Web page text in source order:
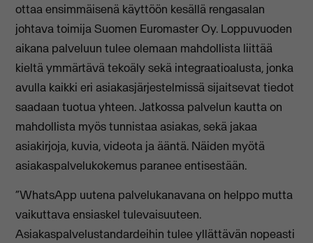
ottaa ensimmäisenä käyttöön kesällä rengasalan
johtava toimija Suomen Euromaster Oy. Loppuvuoden
aikana palveluun tulee olemaan mahdollista liittää
kieltä ymmärtävä tekoäly sekä integraatioalusta, jonka
avulla kaikki eri asiakasjärjestelmissä sijaitsevat tiedot
saadaan tuotua yhteen. Jatkossa palvelun kautta on
mahdollista myös tunnistaa asiakas, sekä jakaa
asiakirjoja, kuvia, videota ja ääntä. Näiden myötä
asiakaspalvelukokemus paranee entisestään.
“WhatsApp uutena palvelukanavana on helppo mutta
vaikuttava ensiaskel tulevaisuuteen.
Asiakaspalvelustandardeihin tulee yllättävän nopeasti